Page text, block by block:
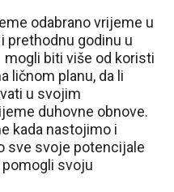
odabrano vrijeme u
prethodnu godinu u
biti više od koristi
ličnom planu, da li
u svojim
duhovne obnove.
kada nastojimo i
sve svoje potencijale
pomogli svoju